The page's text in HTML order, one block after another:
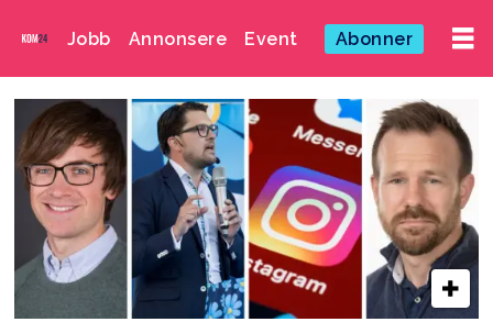
Jobb Annonsere Event Abonner
Emne:
jimmie
åkesson